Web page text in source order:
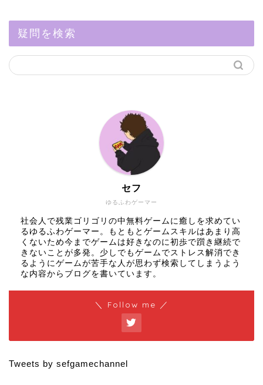
疑問を検索
ゆるふわゲーマー
セフ
社会人で残業ゴリゴリの中無料ゲームに癒しを求めてい
るゆるふわゲーマー。もともとゲームスキルはあまり高
くないため今までゲームは好きなのに初歩で躓き継続で
きないことが多発。少しでもゲームでストレス解消でき
るようにゲームが苦手な人が思わず検索してしまうよう
な内容からブログを書いています。
＼ Follow me ／
Tweets by sefgamechannel